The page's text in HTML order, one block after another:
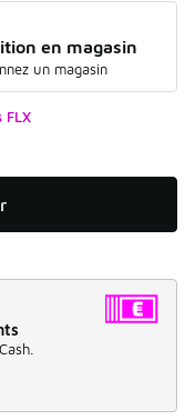
en magasin
un magasin